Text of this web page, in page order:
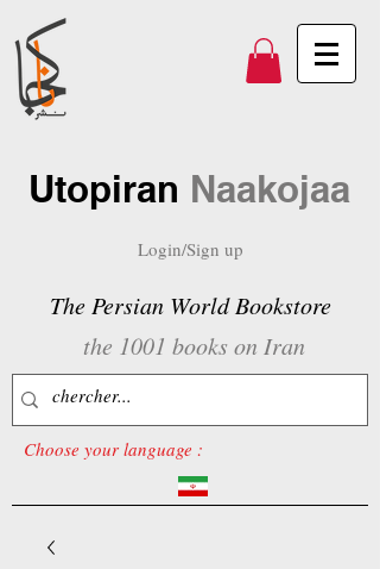
Utopiran Naakojaa
Login/Sign up
The Persian World Bookstore
the 1001 books on Iran
Choose your language :